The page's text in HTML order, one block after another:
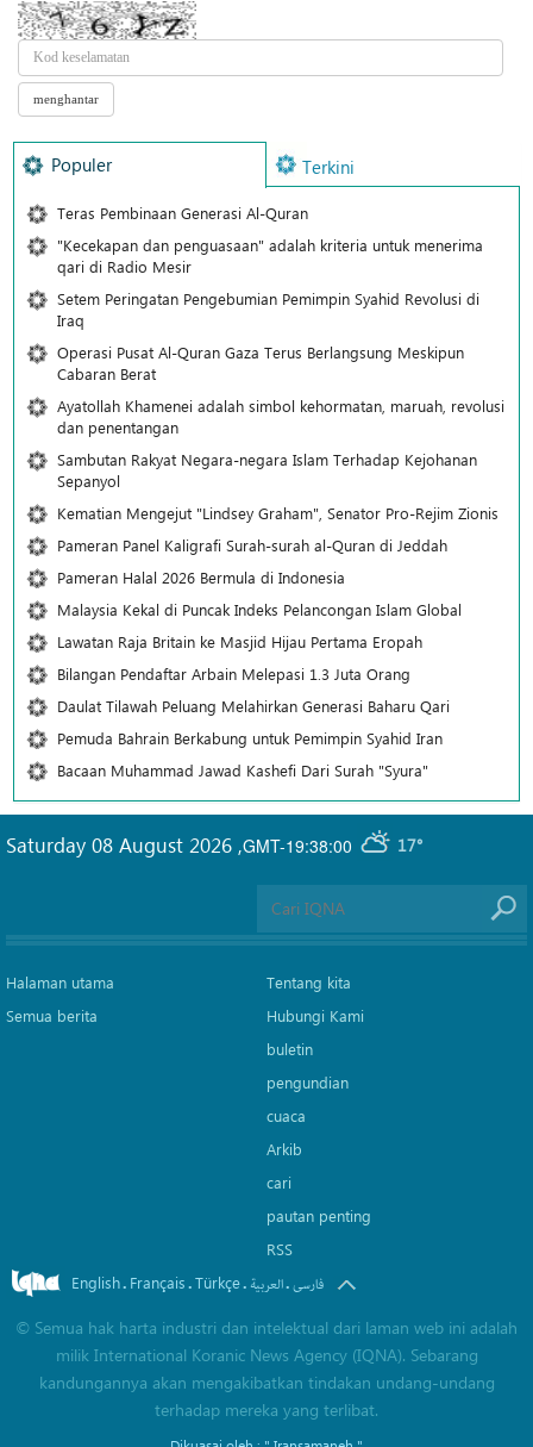
Populer Terkini
Teras Pembinaan Generasi Al-Quran
"Kecekapan dan penguasaan" adalah kriteria untuk menerima
qari di Radio Mesir
Setem Peringatan Pengebumian Pemimpin Syahid Revolusi di
Iraq
Operasi Pusat Al-Quran Gaza Terus Berlangsung Meskipun
Cabaran Berat
Ayatollah Khamenei adalah simbol kehormatan, maruah, revolusi
dan penentangan
Sambutan Rakyat Negara-negara Islam Terhadap Kejohanan
Sepanyol
Kematian Mengejut "Lindsey Graham", Senator Pro-Rejim Zionis
Pameran Panel Kaligrafi Surah-surah al-Quran di Jeddah
Pameran Halal 2026 Bermula di Indonesia
Malaysia Kekal di Puncak Indeks Pelancongan Islam Global
Lawatan Raja Britain ke Masjid Hijau Pertama Eropah
Bilangan Pendaftar Arbain Melepasi 1.3 Juta Orang
Daulat Tilawah Peluang Melahirkan Generasi Baharu Qari
Pemuda Bahrain Berkabung untuk Pemimpin Syahid Iran
Bacaan Muhammad Jawad Kashefi Dari Surah "Syura"
GMT-19:38:00 17°
Saturday 08 August 2026 ,
Halaman utama
Semua berita
Tentang kita
Hubungi Kami
buletin
pengundian
cuaca
Arkib
cari
pautan penting
RSS
English. Français.Türkçe. العربیة.فارسی
© Semua hak harta industri dan intelektual dari laman web ini adalah
milik International Koranic News Agency (IQNA). Sebarang
kandungannya akan mengakibatkan tindakan undang-undang
terhadap mereka yang terlibat.